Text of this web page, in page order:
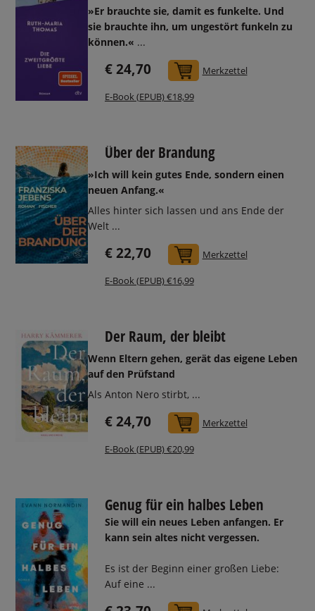
»Er brauchte sie, damit es funkelte. Und
sie brauchte ihn, um ungestört funkeln zu
können.« ...
€ 24,70 In den Warenkorb
Merkzettel
E-Book (EPUB) €18,99
Über der Brandung
»Ich will kein gutes Ende, sondern einen
neuen Anfang.«
Alles hinter sich lassen und ans Ende der
Welt ...
€ 22,70 In den Warenkorb
Merkzettel
E-Book (EPUB) €16,99
Der Raum, der bleibt
Wenn Eltern gehen, gerät das eigene Leben
auf den Prüfstand
Als Anton Nero stirbt, ...
€ 24,70 In den Warenkorb
Merkzettel
E-Book (EPUB) €20,99
Genug für ein halbes Leben
Sie will ein neues Leben anfangen. Er
kann sein altes nicht vergessen.
Es ist der Beginn einer großen Liebe:
Auf eine ...